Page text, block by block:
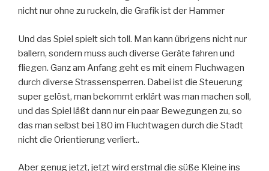
nicht nur ohne zu ruckeln, die Grafik ist der Hammer
Und das Spiel spielt sich toll. Man kann übrigens nicht nur
ballern, sondern muss auch diverse Geräte fahren und
fliegen. Ganz am Anfang geht es mit einem Fluchwagen
durch diverse Strassensperren. Dabei ist die Steuerung
super gelöst, man bekommt erklärt was man machen soll,
und das Spiel läßt dann nur ein paar Bewegungen zu, so
das man selbst bei 180 im Fluchtwagen durch die Stadt
nicht die Orientierung verliert..
Aber genug jetzt, jetzt wird erstmal die süße Kleine ins